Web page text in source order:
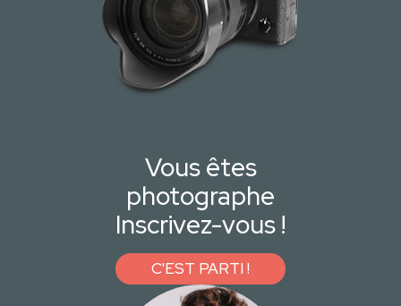
Vous êtes
photographe
Inscrivez-vous !
C'EST PARTI !